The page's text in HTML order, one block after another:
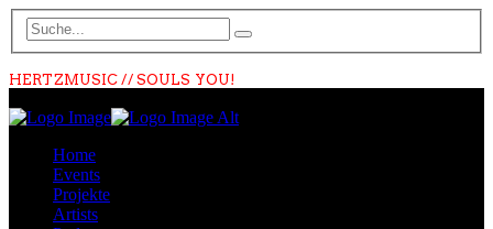
HERTZMUSIC // SOULS YOU!
Home
Events
Projekte
Artists